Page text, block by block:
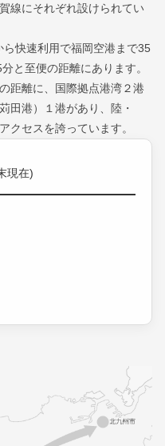
線にそれぞれ設けられてい
快速利用で福岡空港まで35
と至便の距離にあります。
距離に、国際拠点港湾２港
田港）１港があり、陸・
クセスを誇っています。
現在)